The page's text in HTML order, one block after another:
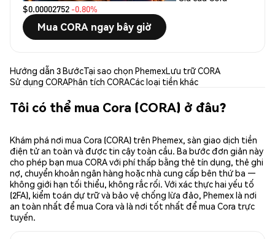
$0.00002752 -0.80%
Mua CORA ngay bây giờ
Hướng dẫn 3 BướcTại sao chọn PhemexLưu trữ CORA
Sử dụng CORAPhân tích CORACác loại tiền khác
Tôi có thể mua Cora (CORA) ở đâu?
Khám phá nơi mua Cora (CORA) trên Phemex, sàn giao dịch tiền
điện tử an toàn và được tin cậy toàn cầu. Ba bước đơn giản này
cho phép bạn mua CORA với phí thấp bằng thẻ tín dụng, thẻ ghi
nợ, chuyển khoản ngân hàng hoặc nhà cung cấp bên thứ ba —
không giới hạn tối thiểu, không rắc rối. Với xác thực hai yếu tố
(2FA), kiểm toán dự trữ và bảo vệ chống lừa đảo, Phemex là nơi
an toàn nhất để mua Cora và là nơi tốt nhất để mua Cora trực
tuyến.